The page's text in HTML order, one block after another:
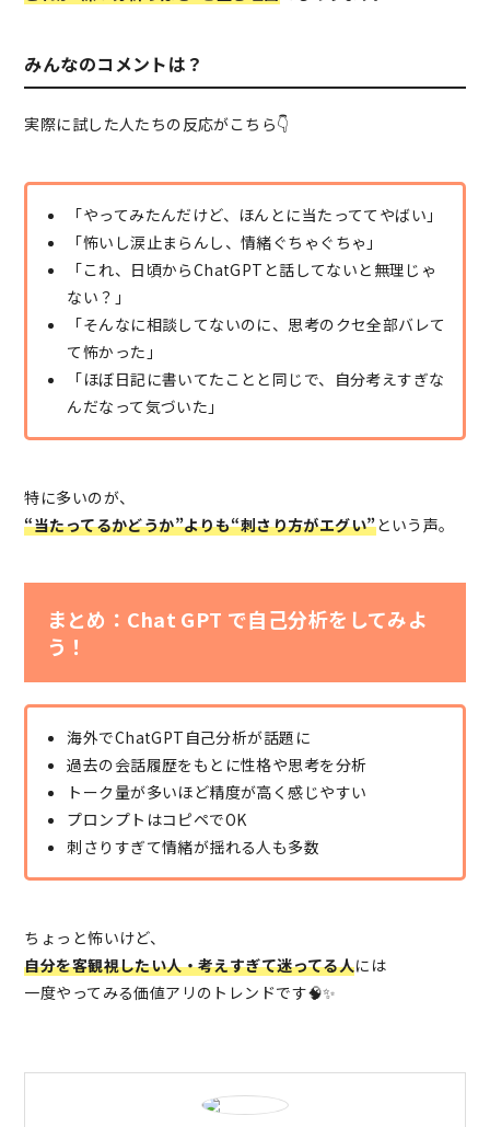
みんなのコメントは？
実際に試した人たちの反応がこちら👇
「やってみたんだけど、ほんとに当たっててやばい」
「怖いし涙止まらんし、情緒ぐちゃぐちゃ」
「これ、日頃からChatGPTと話してないと無理じゃ
ない？」
「そんなに相談してないのに、思考のクセ全部バレて
て怖かった」
「ほぼ日記に書いてたことと同じで、自分考えすぎな
んだなって気づいた」
特に多いのが、
“当たってるかどうか”よりも“刺さり方がエグい”という声。
まとめ：Chat GPT で自己分析をしてみよ
う！
海外でChatGPT自己分析が話題に
過去の会話履歴をもとに性格や思考を分析
トーク量が多いほど精度が高く感じやすい
プロンプトはコピペでOK
刺さりすぎて情緒が揺れる人も多数
ちょっと怖いけど、
自分を客観視したい人・考えすぎて迷ってる人には
一度やってみる価値アリのトレンドです🧠✨